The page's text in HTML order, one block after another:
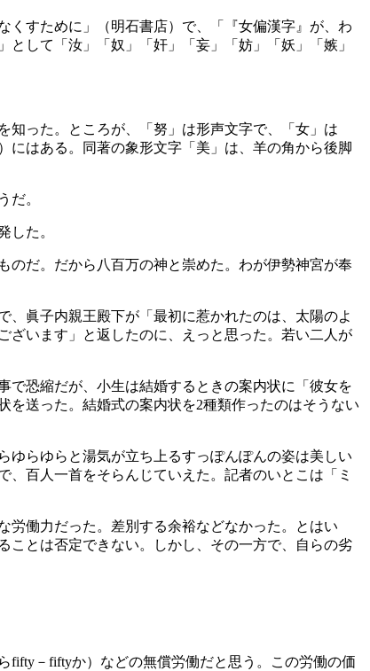
すために」（明石書店）で、「『女偏漢字』が、わ
して「汝」「奴」「奸」「妄」「妨」「妖」「嫉」
った。ところが、「努」は形声文字で、「女」は
にはある。同著の象形文字「美」は、羊の角から後脚
だ。
した。
だ。だから八百万の神と崇めた。わが伊勢神宮が奉
眞子内親王殿下が「最初に惹かれたのは、太陽のよ
ざいます」と返したのに、えっと思った。若い二人が
恐縮だが、小生は結婚するときの案内状に「彼女を
送った。結婚式の案内状を2種類作ったのはそうない
らゆらと湯気が立ち上るすっぽんぽんの姿は美しい
百人一首をそらんじていえた。記者のいとこは「ミ
働力だった。差別する余裕などなかった。とはい
ことは否定できない。しかし、その一方で、自らの劣
－fiftyか）などの無償労働だと思う。この労働の価